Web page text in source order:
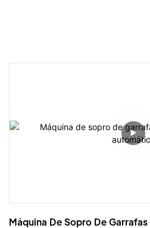
Máquina De Sopro De